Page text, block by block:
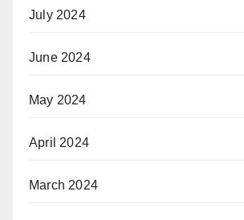
July 2024
June 2024
May 2024
April 2024
March 2024